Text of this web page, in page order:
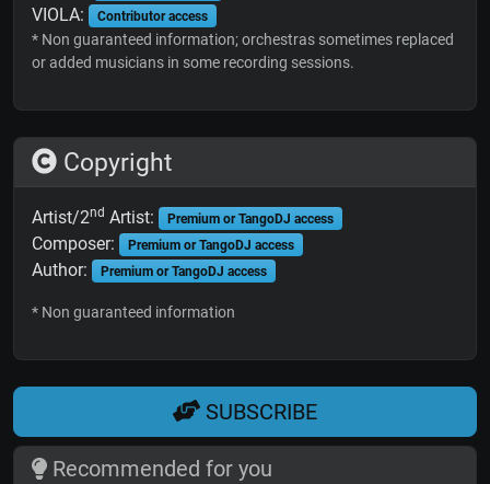
VIOLA: Contributor access
* Non guaranteed information; orchestras sometimes replaced
or added musicians in some recording sessions.
Copyright
Artist/2nd Artist: Premium or TangoDJ access
Composer: Premium or TangoDJ access
Author: Premium or TangoDJ access
* Non guaranteed information
SUBSCRIBE
Recommended for you